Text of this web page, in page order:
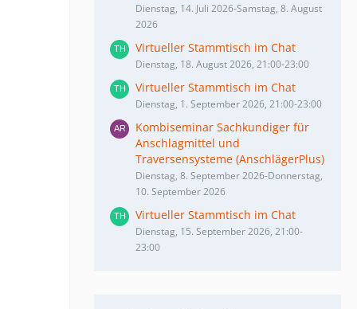
Dienstag, 14. Juli 2026-Samstag, 8. August
2026
Virtueller Stammtisch im Chat
Dienstag, 18. August 2026, 21:00-23:00
Virtueller Stammtisch im Chat
Dienstag, 1. September 2026, 21:00-23:00
Kombiseminar Sachkundiger für
Anschlagmittel und
Traversensysteme (AnschlägerPlus)
Dienstag, 8. September 2026-Donnerstag,
10. September 2026
Virtueller Stammtisch im Chat
Dienstag, 15. September 2026, 21:00-
23:00